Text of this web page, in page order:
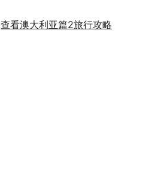
查看澳大利亚篇2旅行攻略